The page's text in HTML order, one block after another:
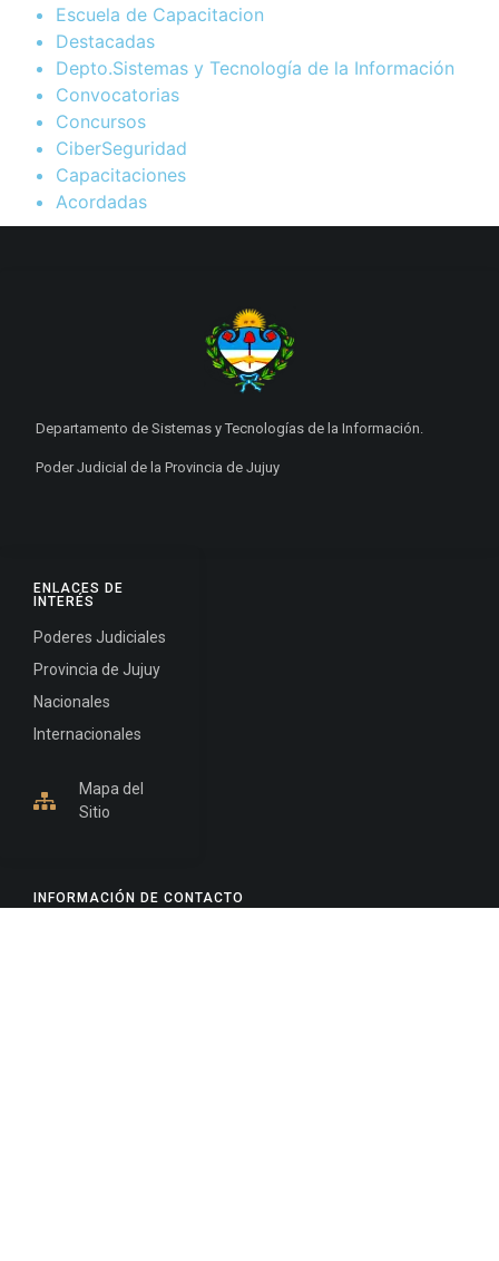
Escuela de Capacitacion
Destacadas
Depto.Sistemas y Tecnología de la Información
Convocatorias
Concursos
CiberSeguridad
Capacitaciones
Acordadas
INFORMACIÓN DE CONTACTO
ENLACES DE
INTERÉS
Poderes Judiciales
Provincia de Jujuy
Nacionales
Internacionales
Mapa del
Sitio
Departamento de Sistemas y Tecnologías de la Información.
Poder Judicial de la Provincia de Jujuy